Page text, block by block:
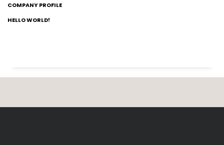
COMPANY PROFILE
HELLO WORLD!